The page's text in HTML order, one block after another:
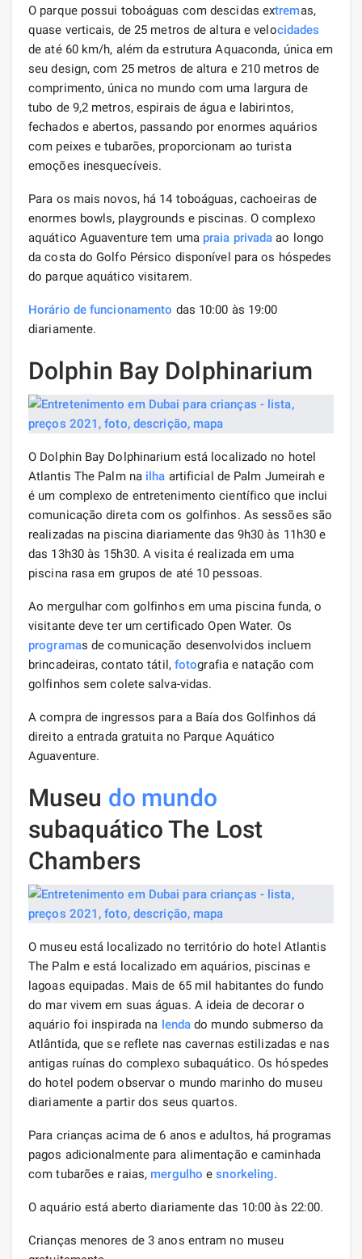
O parque possui toboáguas com descidas extremas,
quase verticais, de 25 metros de altura e velocidades
de até 60 km/h, além da estrutura Aquaconda, única em
seu design, com 25 metros de altura e 210 metros de
comprimento, única no mundo com uma largura de
tubo de 9,2 metros, espirais de água e labirintos,
fechados e abertos, passando por enormes aquários
com peixes e tubarões, proporcionam ao turista
emoções inesquecíveis.
Para os mais novos, há 14 toboáguas, cachoeiras de
enormes bowls, playgrounds e piscinas. O complexo
aquático Aguaventure tem uma praia privada ao longo
da costa do Golfo Pérsico disponível para os hóspedes
do parque aquático visitarem.
Horário de funcionamento das 10:00 às 19:00
diariamente.
Dolphin Bay Dolphinarium
O Dolphin Bay Dolphinarium está localizado no hotel
Atlantis The Palm na ilha artificial de Palm Jumeirah e
é um complexo de entretenimento científico que inclui
comunicação direta com os golfinhos. As sessões são
realizadas na piscina diariamente das 9h30 às 11h30 e
das 13h30 às 15h30. A visita é realizada em uma
piscina rasa em grupos de até 10 pessoas.
Ao mergulhar com golfinhos em uma piscina funda, o
visitante deve ter um certificado Open Water. Os
programas de comunicação desenvolvidos incluem
brincadeiras, contato tátil, fotografia e natação com
golfinhos sem colete salva-vidas.
A compra de ingressos para a Baía dos Golfinhos dá
direito a entrada gratuita no Parque Aquático
Aguaventure.
Museu do mundo
subaquático The Lost
Chambers
O museu está localizado no território do hotel Atlantis
The Palm e está localizado em aquários, piscinas e
lagoas equipadas. Mais de 65 mil habitantes do fundo
do mar vivem em suas águas. A ideia de decorar o
aquário foi inspirada na lenda do mundo submerso da
Atlântida, que se reflete nas cavernas estilizadas e nas
antigas ruínas do complexo subaquático. Os hóspedes
do hotel podem observar o mundo marinho do museu
diariamente a partir dos seus quartos.
Para crianças acima de 6 anos e adultos, há programas
pagos adicionalmente para alimentação e caminhada
com tubarões e raias, mergulho esnorkeling.
O aquário está aberto diariamente das 10:00 às 22:00.
Crianças menores de 3 anos entram no museu